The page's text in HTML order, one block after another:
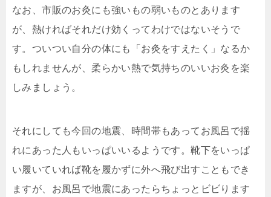
なお、市販のお灸にも強いもの弱いものとあります
が、熱ければそれだけ効くってわけではないそうで
す。ついつい自分の体にも「お灸をすえたく」なるか
もしれませんが、柔らかい熱で気持ちのいいお灸を楽
しみましょう。
それにしても今回の地震、時間帯もあってお風呂で揺
れに あった人もいっぱいいるようです。靴下をいっぱ
い履いて いれば靴を履かずに外へ飛び出すこともでき
ますが、お風呂で地震にあったらちょっとビビります